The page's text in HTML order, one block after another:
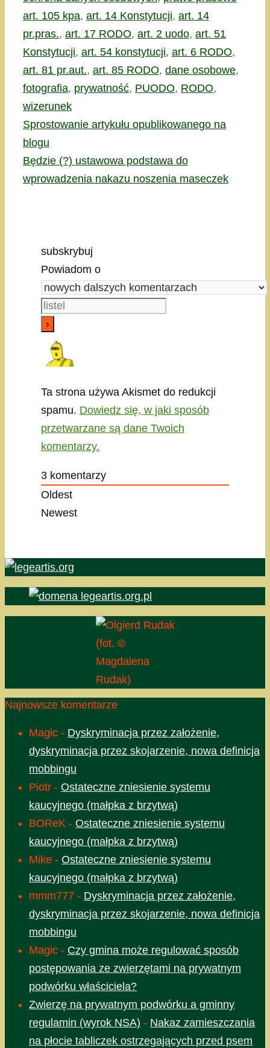
art. 105 kpa, art. 14 Konstytucji, art. 14
pr.pras., art. 17 RODO, art. 2 uodo, art. 51
Konstytucji, art. 54 konstytucji, art. 6 RODO,
art. 81 pr.aut., art. 85 RODO, dane osobowe,
fotografia, prywatność, PUODO, RODO,
wizerunek
Sprostowanie artykułu opublikowanego na
blogu
Będzie (?) ustawowa podstawa do
wprowadzenia nakazu noszenia maseczek
subskrybuj
Powiadom o
Ta strona używa Akismet do redukcji
spamu. Dowiedz się, w jaki sposób
przetwarzane są dane Twoich
komentarzy.
3 komentarzy
Oldest
Newest
(fot. ©
Magdalena
Rudak)
Najnowsze komentarze
Magic - Dyskryminacja przez założenie,
dyskryminacja przez skojarzenie, nowa definicja
mobbingu
Piotr - Ostateczne zniesienie systemu
kaucyjnego (małpka z brzytwą)
BOReK - Ostateczne zniesienie systemu
kaucyjnego (małpka z brzytwą)
Mike - Ostateczne zniesienie systemu
kaucyjnego (małpka z brzytwą)
mmm777 - Dyskryminacja przez założenie,
dyskryminacja przez skojarzenie, nowa definicja
mobbingu
Magic - Czy gmina może regulować sposób
postępowania ze zwierzętami na prywatnym
podwórku właściciela?
Zwierzę na prywatnym podwórku a gminny
regulamin (wyrok NSA) - Nakaz zamieszczania
na płocie tabliczek ostrzegających przed psem